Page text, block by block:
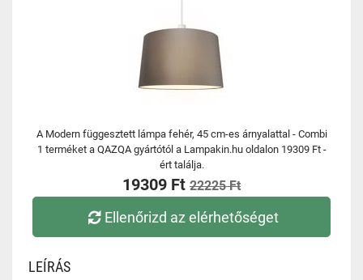
A Modern függesztett lámpa fehér, 45 cm-es árnyalattal - Combi
1 terméket a QAZQA gyártótól a Lampakin.hu oldalon 19309 Ft -
ért találja.
19309 Ft 22225 Ft
Ellenőrizd az elérhetőséget
LEÍRÁS